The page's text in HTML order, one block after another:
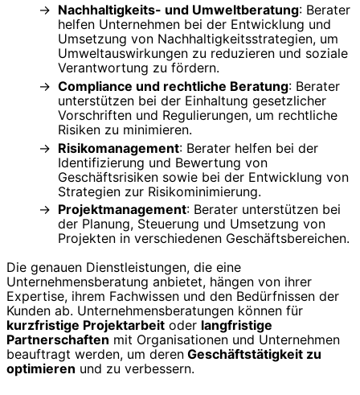
Nachhaltigkeits- und Umweltberatung: Berater
helfen Unternehmen bei der Entwicklung und
Umsetzung von Nachhaltigkeitsstrategien, um
Umweltauswirkungen zu reduzieren und soziale
Verantwortung zu fördern.
Compliance und rechtliche Beratung: Berater
unterstützen bei der Einhaltung gesetzlicher
Vorschriften und Regulierungen, um rechtliche
Risiken zu minimieren.
Risikomanagement: Berater helfen bei der
Identifizierung und Bewertung von
Geschäftsrisiken sowie bei der Entwicklung von
Strategien zur Risikominimierung.
Projektmanagement: Berater unterstützen bei
der Planung, Steuerung und Umsetzung von
Projekten in verschiedenen Geschäftsbereichen.
Die genauen Dienstleistungen, die eine
Unternehmensberatung anbietet, hängen von ihrer
Expertise, ihrem Fachwissen und den Bedürfnissen der
Kunden ab. Unternehmensberatungen können für
kurzfristige Projektarbeit oder langfristige
Partnerschaften mit Organisationen und Unternehmen
beauftragt werden, um deren Geschäftstätigkeit zu
optimieren und zu verbessern.